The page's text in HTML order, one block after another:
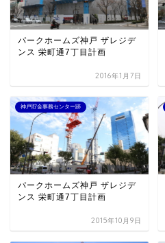
パークホームズ神戸 ザレジデ
ンス 栄町通7丁目計画
2016年1月7日
神戸貯金事務センター跡
パークホームズ神戸 ザレジデ
ンス 栄町通7丁目計画
2015年10月9日